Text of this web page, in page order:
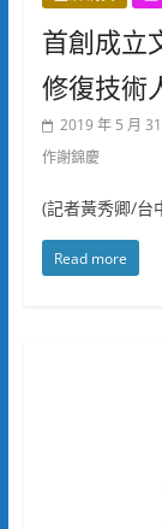
首創成立
修復技術
2019 年 5 月
作謝錦慶
(記者黃秀卿/台
Read more